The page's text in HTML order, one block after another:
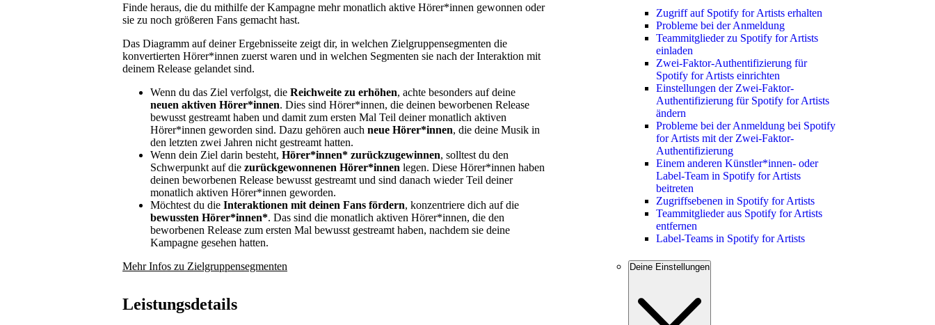
Finde heraus, die du mithilfe der Kampagne mehr monatlich aktive Hörer*innen gewonnen oder
sie zu noch größeren Fans gemacht hast.
Das Diagramm auf deiner Ergebnisseite zeigt dir, in welchen Zielgruppensegmenten die
konvertierten Hörer*innen zuerst waren und in welchen Segmenten sie nach der Interaktion mit
deinem Release gelandet sind.
Wenn du das Ziel verfolgst, die Reichweite zu erhöhen, achte besonders auf deine
neuen aktiven Hörer*innen. Dies sind Hörer*innen, die deinen beworbenen Release
bewusst gestreamt haben und damit zum ersten Mal Teil deiner monatlich aktiven
Hörer*innen geworden sind. Dazu gehören auch neue Hörer*innen, die deine Musik in
den letzten zwei Jahren nicht gestreamt hatten.
Wenn dein Ziel darin besteht, Hörer*innen* zurückzugewinnen, solltest du den
Schwerpunkt auf die zurückgewonnenen Hörer*innen legen. Diese Hörer*innen haben
deinen beworbenen Release bewusst gestreamt und sind danach wieder Teil deiner
monatlich aktiven Hörer*innen geworden.
Möchtest du die Interaktionen mit deinen Fans fördern, konzentriere dich auf die
bewussten Hörer*innen*. Das sind die monatlich aktiven Hörer*innen, die den
beworbenen Release zum ersten Mal bewusst gestreamt haben, nachdem sie deine
Kampagne gesehen hatten.
Mehr Infos zu Zielgruppensegmenten
Leistungsdetails
Zugriff auf Spotify for Artists erhalten
Probleme bei der Anmeldung
Teammitglieder zu Spotify for Artists
einladen
Zwei-Faktor-Authentifizierung für
Spotify for Artists einrichten
Einstellungen der Zwei-Faktor-
Authentifizierung für Spotify for Artists
ändern
Probleme bei der Anmeldung bei Spotify
for Artists mit der Zwei-Faktor-
Authentifizierung
Einem anderen Künstler*innen- oder
Label-Team in Spotify for Artists
beitreten
Zugriffsebenen in Spotify for Artists
Teammitglieder aus Spotify for Artists
entfernen
Label-Teams in Spotify for Artists
Deine Einstellungen